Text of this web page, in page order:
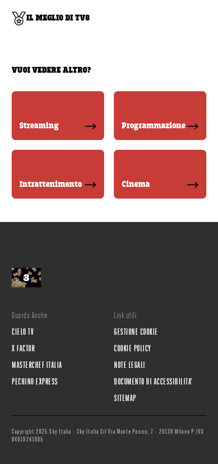
IL MEGLIO DI TV8
VUOI VEDERE ALTRO?
Streaming Programmazione
Intrattenimento Cinema
Guarda Anche:
CIELO TV
X FACTOR
MASTERCHEF ITALIA
PECHINO EXPRESS
Link utili:
GESTIONE COOKIE
COOKIE POLICY
NOTE LEGALI
DOCUMENTO DI ACCESSIBILITA'
SITEMAP
Copyright 2025 Sky Italia - Sky Italia Srl Via Monte Penice, 7 - 20138 Milano P.IVA
04619241005.